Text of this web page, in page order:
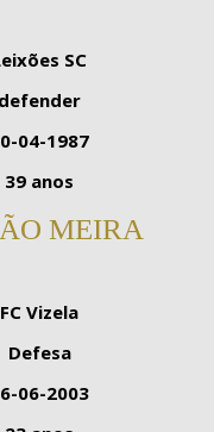
SC
defender
04-1987
39 anos
MEIRA
FC Vizela
Defesa
06-2003